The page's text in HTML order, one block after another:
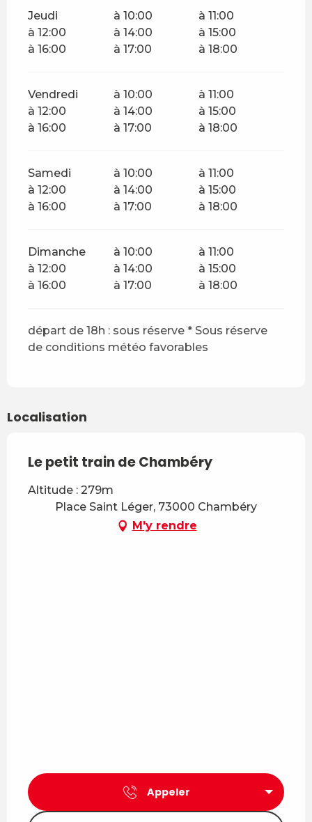
Jeudi à 10:00
à 11:00
à 12:00
à 14:00
à 15:00
à 16:00
à 17:00 à 18:00
Vendredi à 10:00
à 11:00
à 12:00
à 14:00
à 15:00
à 16:00
à 17:00 à 18:00
Samedi à 10:00
à 11:00
à 12:00
à 14:00
à 15:00
à 16:00
à 17:00 à 18:00
Dimanche à 10:00
à 11:00
à 12:00
à 14:00
à 15:00
à 16:00
à 17:00 à 18:00
départ de 18h : sous réserve * Sous réserve
de conditions météo favorables
Localisation
Le petit train de Chambéry
Altitude : 279m
Place Saint Léger, 73000 Chambéry
M'y rendre
Appeler